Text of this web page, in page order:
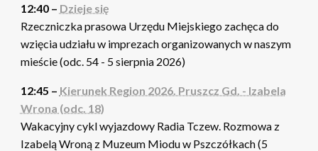
12:40 – Dzieje się
Rzeczniczka prasowa Urzędu Miejskiego zachęca do
wzięcia udziału w imprezach organizowanych w naszym
mieście (odc. 54 - 5 sierpnia 2026)
12:45 – Kierunek Region 2026. Pruszcz Gd. - Izabela
Wrona (odc. 18)
Wakacyjny cykl wyjazdowy Radia Tczew. Rozmowa z
Izabelą Wroną z Muzeum Miodu w Pszczółkach (5